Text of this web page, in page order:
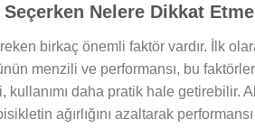
Nelere Dikkat
birkaç önemli faktör vardır. İlk
menzili ve performansı, bu
daha pratik hale getirebilir.
ağırlığını azaltarak